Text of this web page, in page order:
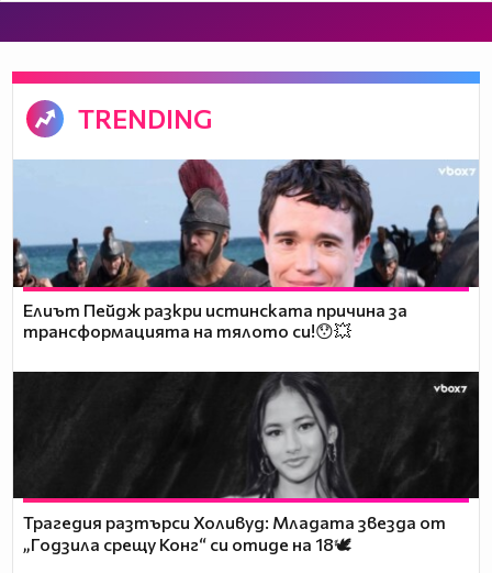
TRENDING
Елиът Пейдж разкри истинската причина за
трансформацията на тялото си!😯💥
Трагедия разтърси Холивуд: Младата звезда от
„Годзила срещу Конг“ си отиде на 18🕊️